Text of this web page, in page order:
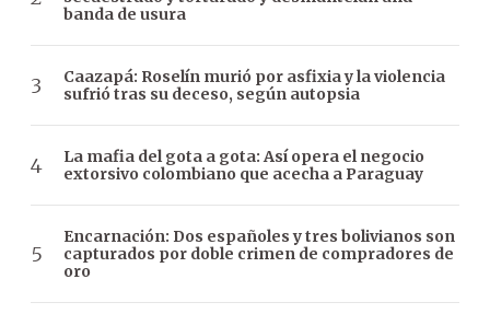
banda de usura
Caazapá: Roselín murió por asfixia y la violencia
sufrió tras su deceso, según autopsia
La mafia del gota a gota: Así opera el negocio
extorsivo colombiano que acecha a Paraguay
Encarnación: Dos españoles y tres bolivianos son
capturados por doble crimen de compradores de
oro